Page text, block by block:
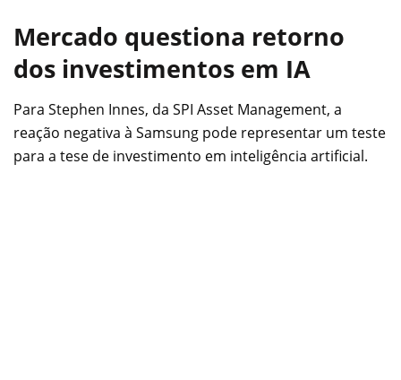
Mercado questiona retorno
dos investimentos em IA
Para Stephen Innes, da SPI Asset Management, a
reação negativa à Samsung pode representar um teste
para a tese de investimento em inteligência artificial.